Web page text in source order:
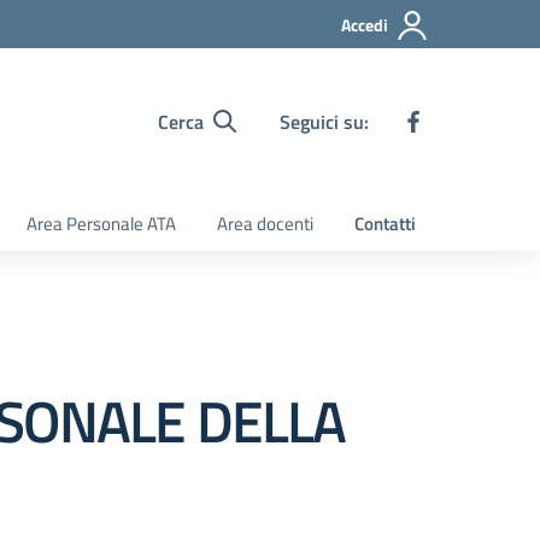
Accedi
Cerca Seguici su:
Area Personale ATA Area docenti Contatti
DELLA